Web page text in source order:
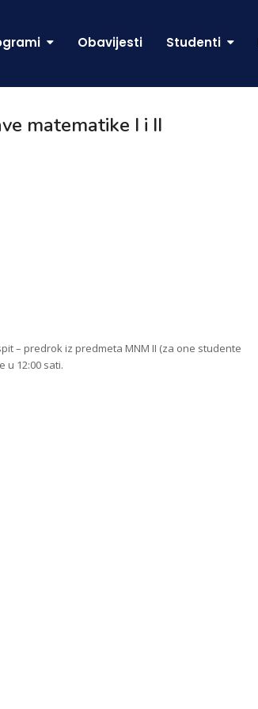
Obavijesti Studenti
matematike I i II
– predrok iz predmeta MNM II (za one studente
u 12:00 sati.